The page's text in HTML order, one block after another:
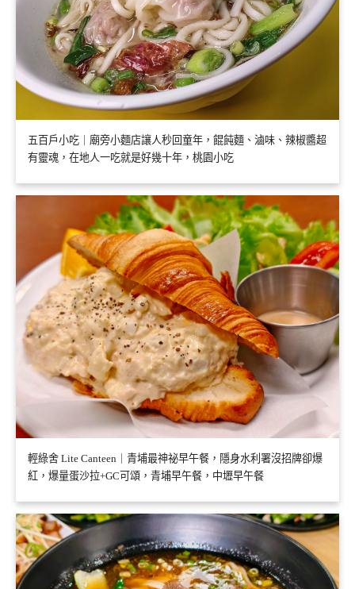
五百戶小吃｜廟旁小麵店讓人秒回童年，餛飩麵、滷味、辣椒醬超
有靈魂，在地人一吃就是好幾十年，桃園小吃
輕綠舍 Lite Canteen｜青埔最神祕早午餐，隱身水利署沒招牌卻爆
紅，爆量蛋沙拉+GC可頌，青埔早午餐，中壢早午餐